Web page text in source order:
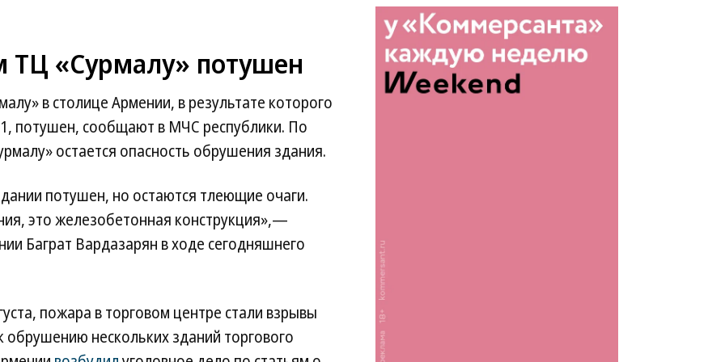
ТЦ «Сурмалу» потушен
в столице Армении, в результате которого
потушен, сообщают в МЧС республики. По
остается опасность обрушения здания.
потушен, но остаются тлеющие очаги.
это железобетонная конструкция»,—
Баграт Вардазарян в ходе сегодняшнего
пожара в торговом центре стали взрывы
нескольких зданий торгового